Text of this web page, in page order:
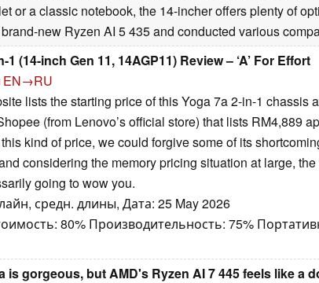
or a classic notebook, the 14-incher offers plenty of
new Ryzen AI 5 435 and conducted various
(14-inch Gen 11, 14AGP11) Review – ‘A’ For Effort
EN→RU
lists the starting price of this Yoga 7a 2-in-1 chassis
(from Lenovo’s official store) that lists RM4,889
kind of price, we could forgive some of its
considering the memory pricing situation at large,
going to wow you.
средн. длины, Дата: 25 May 2026
80% Производительность: 75%
is gorgeous, but AMD's Ryzen AI 7 445 feels like a